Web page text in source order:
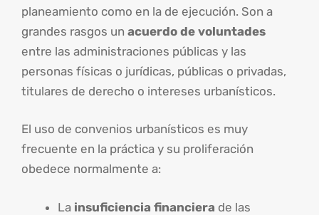
planeamiento como en la de ejecución. Son a
grandes rasgos un acuerdo de voluntades
entre las administraciones públicas y las
personas físicas o jurídicas, públicas o privadas,
titulares de derecho o intereses urbanísticos.
El uso de convenios urbanísticos es muy
frecuente en la práctica y su proliferación
obedece normalmente a:
La insuficiencia financiera de las